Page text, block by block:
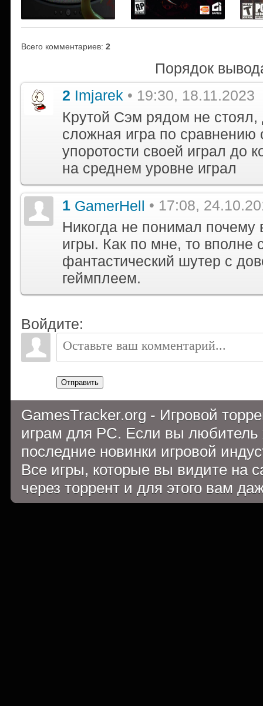
Всего комментариев: 2
Порядок
2 Imjarek • 19:30, 18.11.2023
Крутой Сэм рядом не
сложная игра по
упоротости своей играл до
на среднем уровне играл
1 GamerHell • 17:08,
Никогда не понимал почему
игры. Как по мне, то вполне
фантастический шутер с
геймплеем.
Войдите:
Отправить
GamesTracker.org - Игровой
играм для PC. Если вы
последние новинки игровой
Все игры, которые вы видите на
через торрент и для этого вам